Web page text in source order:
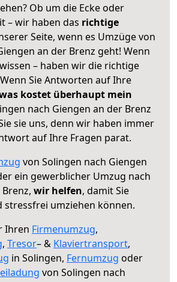
Ob um die Ecke oder
– wir haben das richtige
Seite, wenn es Umzüge von
an der Brenz geht! Wenn
– haben wir die richtige
Sie Antworten auf Ihre
kostet überhaupt mein
nach Giengen an der Brenz
sie uns, denn wir haben immer
auf Ihre Fragen parat.
von Solingen nach Giengen
ein gewerblicher Umzug nach
wir helfen, damit Sie
stressfrei umziehen können.
Ihren Firmenumzug,
, Tresor– & Klaviertransport,
in Solingen, Fernumzug oder
von Solingen nach